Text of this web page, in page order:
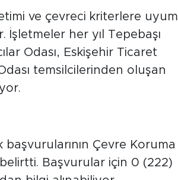
ve çevreci kriterlere uyum
her yıl Tepebaşı
Odası, Eskişehir Ticaret
temsilcilerinden oluşan
Çevre Koruma
Başvurular için 0 (222)